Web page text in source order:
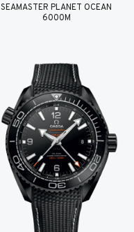
SEAMASTER PLANET OCEAN
6000M